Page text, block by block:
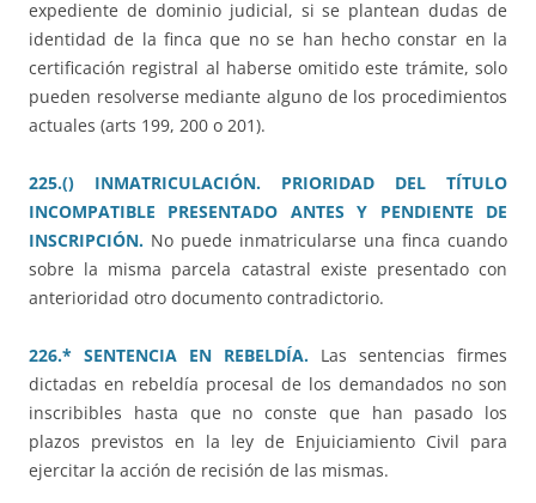
expediente de dominio judicial, si se plantean dudas de
identidad de la finca que no se han hecho constar en la
certificación registral al haberse omitido este trámite, solo
pueden resolverse mediante alguno de los procedimientos
actuales (arts 199, 200 o 201).
225.() INMATRICULACIÓN. PRIORIDAD DEL TÍTULO
INCOMPATIBLE PRESENTADO ANTES Y PENDIENTE DE
INSCRIPCIÓN. No puede inmatricularse una finca cuando
sobre la misma parcela catastral existe presentado con
anterioridad otro documento contradictorio.
226.* SENTENCIA EN REBELDÍA. Las sentencias firmes
dictadas en rebeldía procesal de los demandados no son
inscribibles hasta que no conste que han pasado los
plazos previstos en la ley de Enjuiciamiento Civil para
ejercitar la acción de recisión de las mismas.